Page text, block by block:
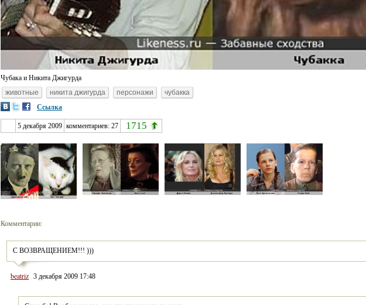
Чубака и Никита Джигурда
животные
никита джигурда персонажи
чубакка
Ссылка
5 декабря 2009 комментариев: 27 1715
Комментарии:
С ВОЗВРАЩЕНИЕМ!!! )))
beatriz 3 декабря 2009 17:48